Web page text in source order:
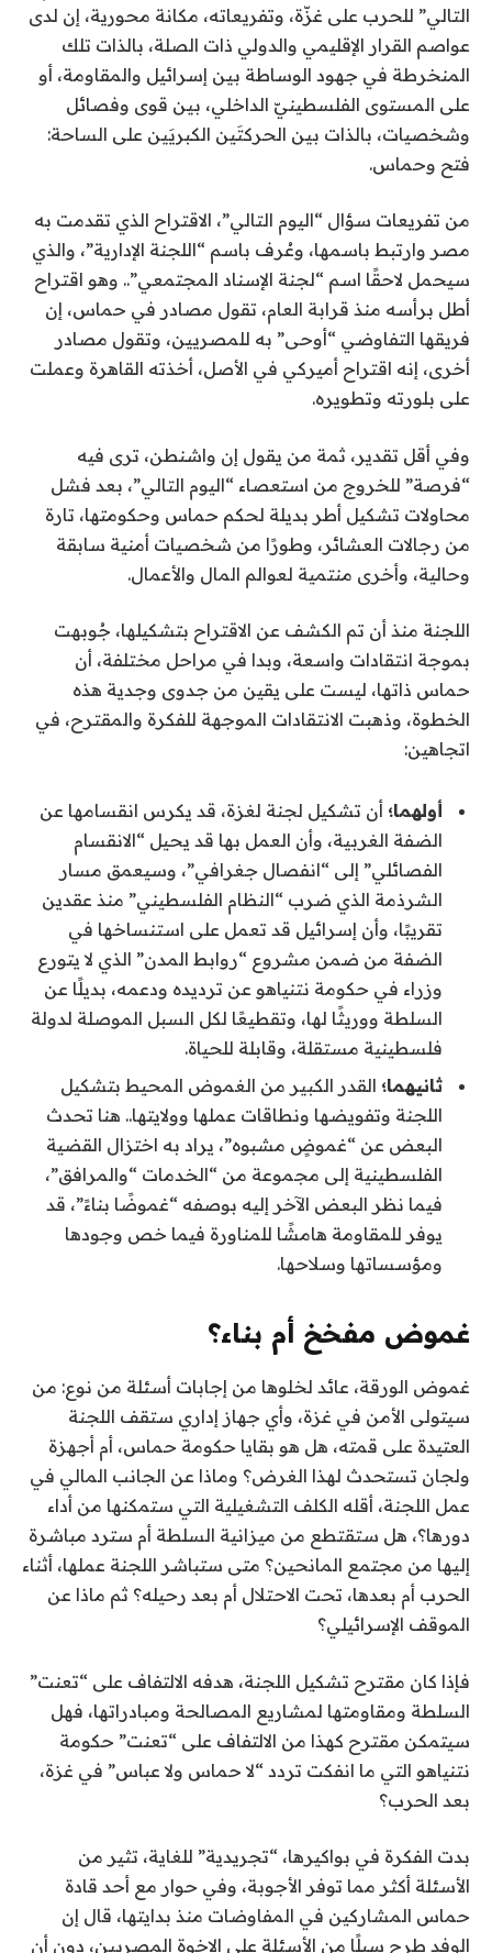
التالي” للحرب على غزّة، وتفريعاته، مكانة محورية، إن لدى
عواصم القرار الإقليمي والدولي ذات الصلة، بالذات تلك
المنخرطة في جهود الوساطة بين إسرائيل والمقاومة، أو
على المستوى الفلسطينيّ الداخلي، بين قوى وفصائل
وشخصيات، بالذات بين الحركتَين الكبريَين على الساحة:
فتح وحماس.
من تفريعات سؤال “اليوم التالي”، الاقتراح الذي تقدمت به
مصر وارتبط باسمها، وعُرف باسم “اللجنة الإدارية”، والذي
سيحمل لاحقًا اسم “لجنة الإسناد المجتمعي”.. وهو اقتراح
أطل برأسه منذ قرابة العام، تقول مصادر في حماس، إن
فريقها التفاوضي “أوحى” به للمصريين، وتقول مصادر
أخرى، إنه اقتراح أميركي في الأصل، أخذته القاهرة وعملت
على بلورته وتطويره.
وفي أقل تقدير، ثمة من يقول إن واشنطن، ترى فيه
“فرصة” للخروج من استعصاء “اليوم التالي”، بعد فشل
محاولات تشكيل أطر بديلة لحكم حماس وحكومتها، تارة
من رجالات العشائر، وطورًا من شخصيات أمنية سابقة
وحالية، وأخرى منتمية لعوالم المال والأعمال.
اللجنة منذ أن تم الكشف عن الاقتراح بتشكيلها، جُوبهت
بموجة انتقادات واسعة، وبدا في مراحل مختلفة، أن
حماس ذاتها، ليست على يقين من جدوى وجدية هذه
الخطوة، وذهبت الانتقادات الموجهة للفكرة والمقترح، في
اتجاهين:
أولهما؛ أن تشكيل لجنة لغزة، قد يكرس انقسامها عن
الضفة الغربية، وأن العمل بها قد يحيل “الانقسام
الفصائلي” إلى “انفصال جغرافي”، وسيعمق مسار
الشرذمة الذي ضرب “النظام الفلسطيني” منذ عقدين
تقريبًا، وأن إسرائيل قد تعمل على استنساخها في
الضفة من ضمن مشروع “روابط المدن” الذي لا يتورع
وزراء في حكومة نتنياهو عن ترديده ودعمه، بديلًا عن
السلطة ووريثًا لها، وتقطيعًا لكل السبل الموصلة لدولة
فلسطينية مستقلة، وقابلة للحياة.
ثانيهما؛ القدر الكبير من الغموض المحيط بتشكيل
اللجنة وتفويضها ونطاقات عملها وولايتها.. هنا تحدث
البعض عن “غموضٍ مشبوه”، يراد به اختزال القضية
الفلسطينية إلى مجموعة من “الخدمات “والمرافق”،
فيما نظر البعض الآخر إليه بوصفه “غموضًا بناءً”، قد
يوفر للمقاومة هامشًا للمناورة فيما خص وجودها
ومؤسساتها وسلاحها.
غموض مفخخ أم بناء؟
غموض الورقة، عائد لخلوها من إجابات أسئلة من نوع: من
سيتولى الأمن في غزة، وأي جهاز إداري ستقف اللجنة
العتيدة على قمته، هل هو بقايا حكومة حماس، أم أجهزة
ولجان تستحدث لهذا الغرض؟ وماذا عن الجانب المالي في
عمل اللجنة، أقله الكلف التشغيلية التي ستمكنها من أداء
دورها؟، هل ستقتطع من ميزانية السلطة أم سترد مباشرة
إليها من مجتمع المانحين؟ متى ستباشر اللجنة عملها، أثناء
الحرب أم بعدها، تحت الاحتلال أم بعد رحيله؟ ثم ماذا عن
الموقف الإسرائيلي؟
فإذا كان مقترح تشكيل اللجنة، هدفه الالتفاف على “تعنت”
السلطة ومقاومتها لمشاريع المصالحة ومبادراتها، فهل
سيتمكن مقترح كهذا من الالتفاف على “تعنت” حكومة
نتنياهو التي ما انفكت تردد “لا حماس ولا عباس” في غزة،
بعد الحرب؟
بدت الفكرة في بواكيرها، “تجريدية” للغاية، تثير من
الأسئلة أكثر مما توفر الأجوبة، وفي حوار مع أحد قادة
حماس المشاركين في المفاوضات منذ بدايتها، قال إن
الوفد طرح سيلًا من الأسئلة على الإخوة المصريين، دون أن